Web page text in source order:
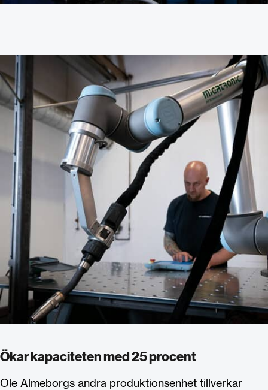
Ökar kapaciteten med 25 procent
Ole Almeborgs andra produktionsenhet tillverkar